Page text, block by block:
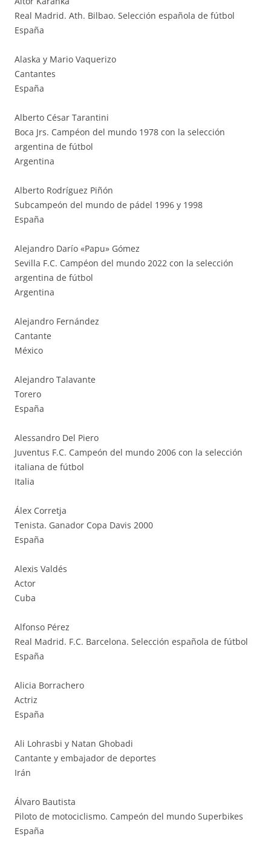
Real Madrid. Ath. Bilbao. Selección española de fútbol
España
Alaska y Mario Vaquerizo
Cantantes
España
Alberto César Tarantini
Boca Jrs. Campéon del mundo 1978 con la selección
argentina de fútbol
Argentina
Alberto Rodríguez Piñón
Subcampeón del mundo de pádel 1996 y 1998
España
Alejandro Darío «Papu» Gómez
Sevilla F.C. Campéon del mundo 2022 con la selección
argentina de fútbol
Argentina
Alejandro Fernández
Cantante
México
Alejandro Talavante
Torero
España
Alessandro Del Piero
Juventus F.C. Campeón del mundo 2006 con la selección
italiana de fútbol
Italia
Álex Corretja
Tenista. Ganador Copa Davis 2000
España
Alexis Valdés
Actor
Cuba
Alfonso Pérez
Real Madrid. F.C. Barcelona. Selección española de fútbol
España
Alicia Borrachero
Actriz
España
Ali Lohrasbi y Natan Ghobadi
Cantante y embajador de deportes
Irán
Álvaro Bautista
Piloto de motociclismo. Campeón del mundo Superbikes
España